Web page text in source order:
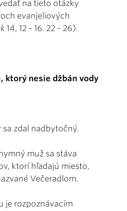
na tieto otázky
evanjeliových
14, 12 - 16. 22 - 26).
ktorý nesie džbán vody
zdal nadbytočný.
muž sa stáva
ktorí hľadajú miesto,
Večeradlom.
je rozpoznávacím